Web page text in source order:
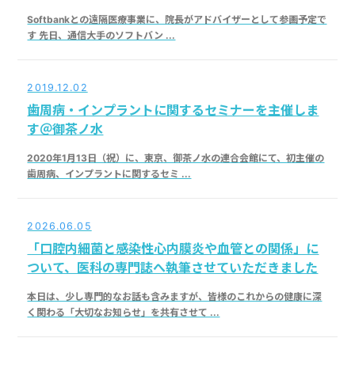
Softbankとの遠隔医療事業に、院長がアドバイザーとして参画予定で
す 先日、通信大手のソフトバン ...
2019.12.02
歯周病・インプラントに関するセミナーを主催しま
す＠御茶ノ水
2020年1月13日（祝）に、東京、御茶ノ水の連合会館にて、初主催の
歯周病、インプラントに関するセミ ...
2026.06.05
「口腔内細菌と感染性心内膜炎や血管との関係」に
ついて、医科の専門誌へ執筆させていただきました
本日は、少し専門的なお話も含みますが、皆様のこれからの健康に深
く関わる「大切なお知らせ」を共有させて ...